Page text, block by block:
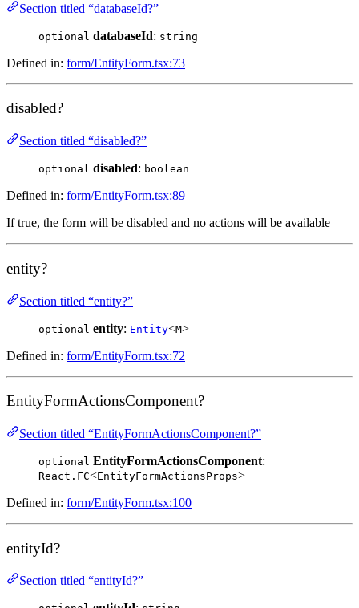
Section titled “databaseId?”
optional databaseId: string
Defined in: form/EntityForm.tsx:73
disabled?
Section titled “disabled?”
optional disabled: boolean
Defined in: form/EntityForm.tsx:89
If true, the form will be disabled and no actions will be available
entity?
Section titled “entity?”
optional entity: Entity<M>
Defined in: form/EntityForm.tsx:72
EntityFormActionsComponent?
Section titled “EntityFormActionsComponent?”
optional EntityFormActionsComponent:
React.FC<EntityFormActionsProps>
Defined in: form/EntityForm.tsx:100
entityId?
Section titled “entityId?”